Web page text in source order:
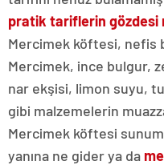
pratik tariflerin
Mercimek köftesi, nefis
Mercimek, ince bulgur,
nar ekşisi, limon suyu,
gibi malzemelerin
Mercimek köftesi
yanına ne gider ya da